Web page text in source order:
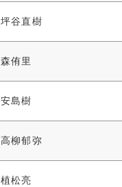
坪谷直樹
森侑里
安島樹
高柳郁弥
植松亮